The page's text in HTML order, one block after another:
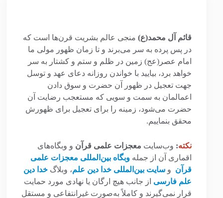
قائم آل محمد(ع) منجی عالم بشریت قرن‌ها است که
در پس پرده به سر می‌برند و تا زمان ظهور مولی ما
امام عصر(عج) زمین در ظلم و ستم و کشتار به سر
خواهد برد، بیایید با خواندن روزانه دعای عهد و توسل
جهت تعجیل در ظهور آن حضرت و سوق دادن
اعمالمان به سمت و سویی که مستعجب رضایت آن
حضرت می‌شود، زمینه را برای تعجیل برای ظهورش
محقق بنماییم.
نکته: وب‌سایت معجزات علمی قرآن و وبگاه‌های
اقماری آن از جمله وبگاه بین‌المللی معجزات علمی
قرآن و سایت بین‌المللی خدا دین علم، وبلاگ خدا دین
علم فارسی از جانب هیچ ارگان یا نهادی مورد حمایت
قرار نمی‌گیرند و کاملاً به‌صورت غیرانتفاعی و مستقل